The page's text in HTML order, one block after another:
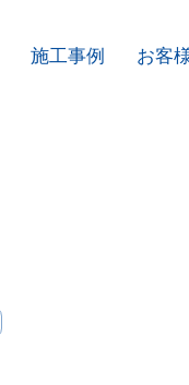
施工事例 お客